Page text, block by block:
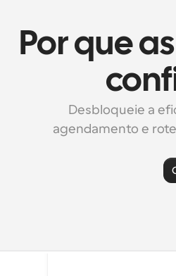
Por que
Desbloqueie a
agendamento e